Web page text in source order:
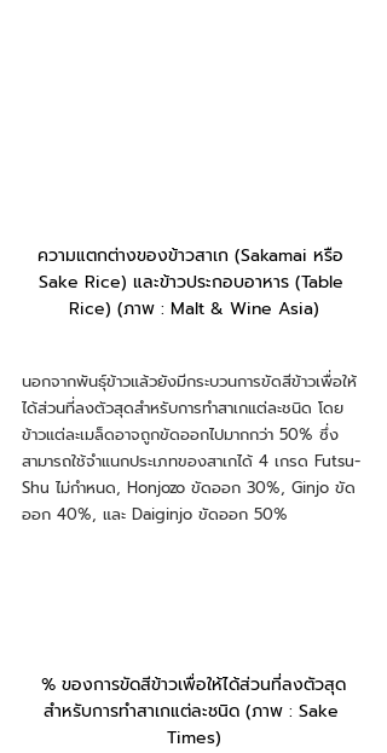
ความแตกต่างของข้าวสาเก (Sakamai หรือ
Sake Rice) และข้าวประกอบอาหาร (Table
Rice) (ภาพ : Malt & Wine Asia)
นอกจากพันธุ์ข้าวแล้วยังมีกระบวนการขัดสีข้าวเพื่อให้
ได้ส่วนที่ลงตัวสุดสำหรับการทำสาเกแต่ละชนิด โดย
ข้าวแต่ละเมล็ดอาจถูกขัดออกไปมากกว่า 50% ซึ่ง
สามารถใช้จำแนกประเภทของสาเกได้ 4 เกรด Futsu-
Shu ไม่กำหนด, Honjozo ขัดออก 30%, Ginjo ขัด
ออก 40%, และ Daiginjo ขัดออก 50%
% ของการขัดสีข้าวเพื่อให้ได้ส่วนที่ลงตัวสุด
สำหรับการทำสาเกแต่ละชนิด (ภาพ : Sake
Times)